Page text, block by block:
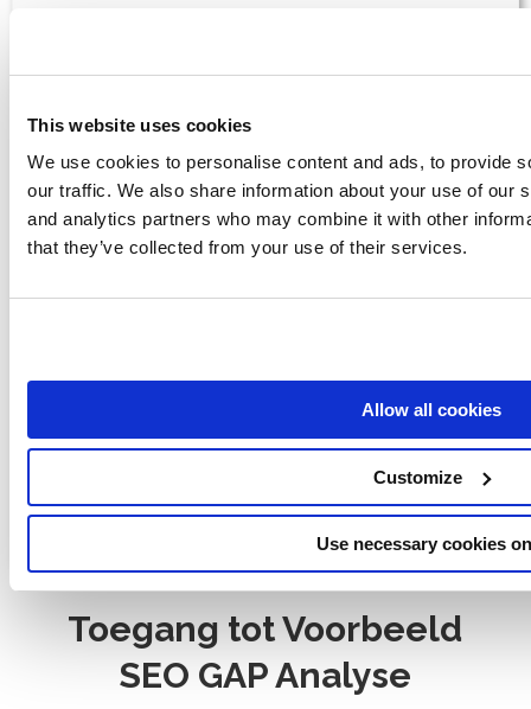
This website uses cookies
We use cookies to personalise content and ads, to provide
our traffic. We also share information about your use of our
and analytics partners who may combine it with other
that they’ve collected from your use of their services.
Allow all cookies
Customize
Use necessary cookies
Omleiding Io - Beste SEO Tool Directoy
Saphyte - Best SEO Tool Directoy
Toon alle artikelen
Toegang tot Voorbeeld
SEO GAP Analyse